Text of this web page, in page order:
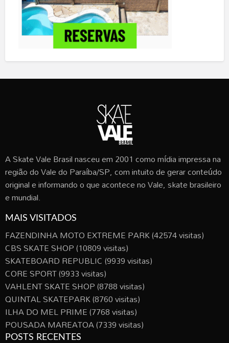
A Skate Vale Brasil nasceu em 2001 como mídia impressa na
região do Vale do Paraíba/SP, com intuito de gerar conteúdo
original e informando o que acontece no Vale, skate brasileiro
e mundial.
MAIS VISITADOS
FAZENDINHA MOTO EXTREME PARK(42574 visitas)
CBS SKATE SHOP(10809 visitas)
SKATEBOARD REPUBLIC(9939 visitas)
CORE SPORT(9933 visitas)
VAHLENT SKATE SHOP(8788 visitas)
QUINTAL SKATEPARK(8760 visitas)
ILHA DO MEL PRIME(7768 visitas)
POUSADA MAREATOA(7339 visitas)
POSTS RECENTES